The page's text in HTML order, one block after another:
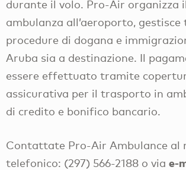
durante il volo. Pro-Air organizza
ambulanza all’aeroporto,
procedure di dogana e
Aruba sia a destinazione. Il
essere effettuato tramite
assicurativa per il trasporto in
di credito e bonifico bancario.
Contattate Pro-Air Ambulance al
telefonico: (297) 566-2188 o via e-